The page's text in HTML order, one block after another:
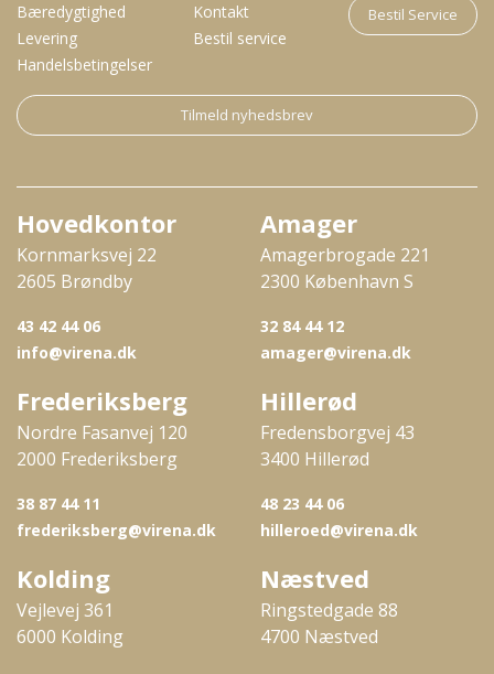
Bæredygtighed
Levering
Handelsbetingelser
Kontakt
Bestil service
Bestil Service
Tilmeld nyhedsbrev
Hovedkontor
Kornmarksvej 22
2605 Brøndby
43 42 44 06
info@virena.dk
Amager
Amagerbrogade 221
2300 København S
32 84 44 12
amager@virena.dk
Frederiksberg
Nordre Fasanvej 120
2000 Frederiksberg
38 87 44 11
frederiksberg@virena.dk
Hillerød
Fredensborgvej 43
3400 Hillerød
48 23 44 06
hilleroed@virena.dk
Kolding
Vejlevej 361
6000 Kolding
Næstved
Ringstedgade 88
4700 Næstved